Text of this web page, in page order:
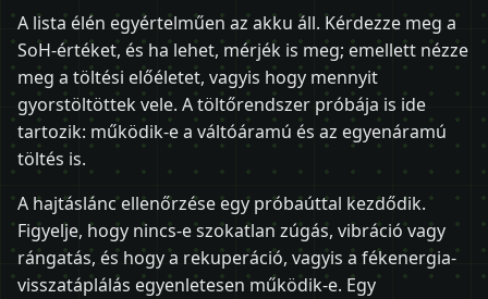
A lista élén egyértelműen az akku áll. Kérdezze meg a
SoH-értéket, és ha lehet, mérjék is meg; emellett nézze
meg a töltési előéletet, vagyis hogy mennyit
gyorstöltöttek vele. A töltőrendszer próbája is ide
tartozik: működik-e a váltóáramú és az egyenáramú
töltés is.
A hajtáslánc ellenőrzése egy próbaúttal kezdődik.
Figyelje, hogy nincs-e szokatlan zúgás, vibráció vagy
rángatás, és hogy a rekuperáció, vagyis a fékenergia-
visszatáplálás egyenletesen működik-e. Egy